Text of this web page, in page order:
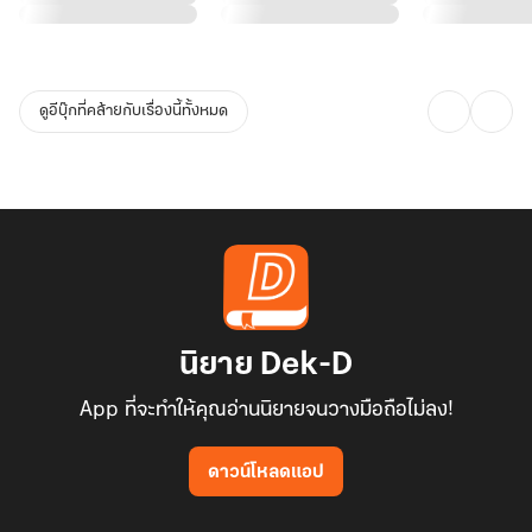
ดูอีบุ๊กที่คล้ายกับเรื่องนี้ทั้งหมด
นิยาย Dek-D
App ที่จะทำให้คุณอ่านนิยายจนวางมือถือไม่ลง!
ดาวน์โหลดแอป